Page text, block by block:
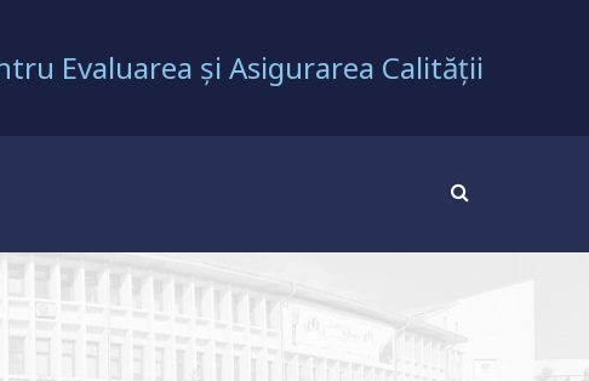
Evaluarea și Asigurarea Calității